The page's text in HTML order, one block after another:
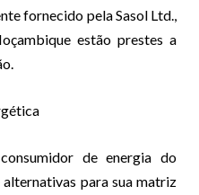
fornecido pela Sasol Ltd.,
estão prestes a
de energia do
para sua matriz